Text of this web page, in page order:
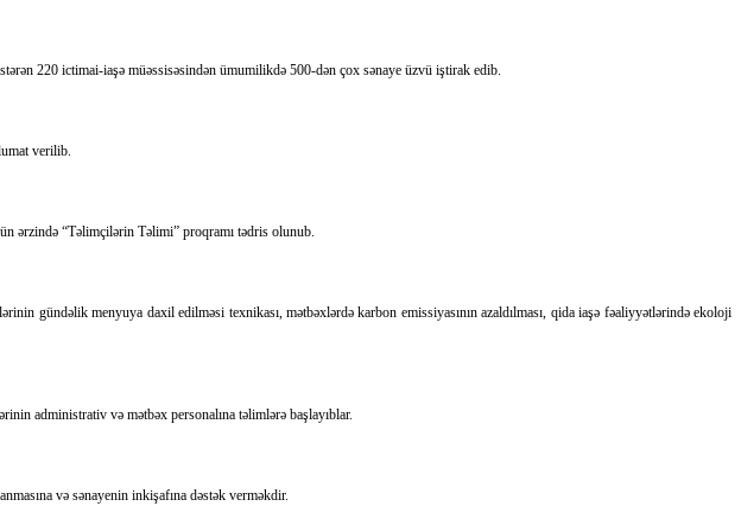
220 ictimai-iaşə müəssisəsindən ümumilikdə 500-dən çox sənaye üzvü iştirak edib.
verilib.
ərzində “Təlimçilərin Təlimi” proqramı tədris olunub.
gündəlik menyuya daxil edilməsi texnikası, mətbəxlərdə karbon emissiyasının azaldılması, qida iaşə fəaliyyətlərində ekoloji
administrativ və mətbəx personalına təlimlərə başlayıblar.
və sənayenin inkişafına dəstək verməkdir.